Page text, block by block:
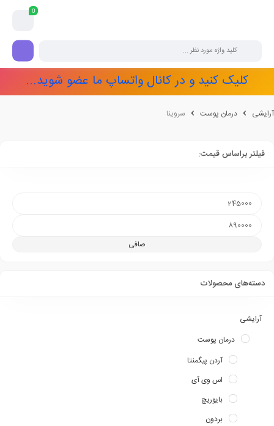
0
کلیک کنید و در کانال واتساپ ما عضو شوید...
آرایشی درمان پوست سروینا
فیلتر براساس قیمت:
صافی
دسته‌های محصولات
آرایشی
درمان پوست
آردن پیگمنتا
اس وی آی
بایوریچ
بردون